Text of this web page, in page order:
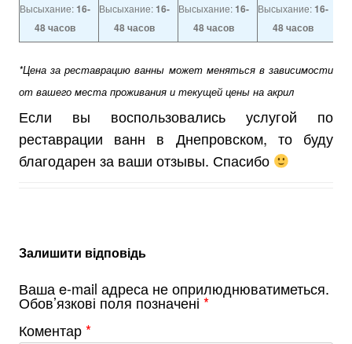
Высыхание:16-
48 часов
Высыхание:16-
48 часов
Высыхание:16-
48 часов
Высыхание:16-
48 часов
*Цена за реставрацию ванны может меняться в зависимости
от вашего места проживания и текущей цены на акрил
Если вы воспользовались услугой по
реставрации ванн в Днепровском, то буду
благодарен за ваши отзывы. Спасибо
Залишити відповідь
Ваша e-mail адреса не оприлюднюватиметься.
Обов’язкові поля позначені *
Коментар*